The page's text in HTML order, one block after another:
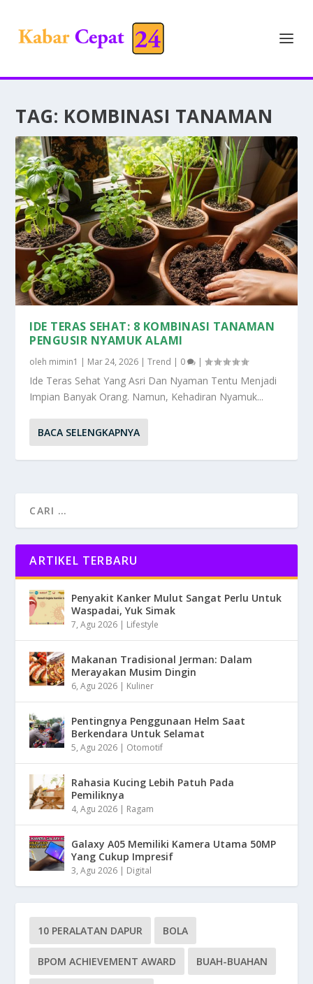
TAG: KOMBINASI TANAMAN
IDE TERAS SEHAT: 8 KOMBINASI TANAMAN
PENGUSIR NYAMUK ALAMI
oleh mimin1 | Mar 24, 2026 |Trend | 0 |
Ide Teras Sehat Yang Asri Dan Nyaman Tentu Menjadi
Impian Banyak Orang. Namun, Kehadiran Nyamuk...
BACA SELENGKAPNYA
ARTIKEL TERBARU
Penyakit Kanker Mulut Sangat Perlu Untuk
Waspadai, Yuk Simak
7, Agu 2026 | Lifestyle
Makanan Tradisional Jerman: Dalam
Merayakan Musim Dingin
6, Agu 2026 | Kuliner
Pentingnya Penggunaan Helm Saat
Berkendara Untuk Selamat
5, Agu 2026 | Otomotif
Rahasia Kucing Lebih Patuh Pada
Pemiliknya
4, Agu 2026 | Ragam
Galaxy A05 Memiliki Kamera Utama 50MP
Yang Cukup Impresif
3, Agu 2026 | Digital
10 PERALATAN DAPUR BOLA
BPOM ACHIEVEMENT AWARD BUAH-BUAHAN